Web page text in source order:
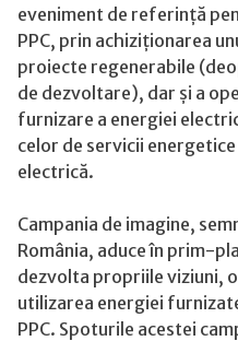
România
eveniment de referință
PPC, prin achiziționarea
proiecte regenerabile
de dezvoltare), dar și a
furnizare a energiei
celor de servicii
electrică.
Campania de imagine,
România, aduce în prim-
dezvolta propriile viziuni,
utilizarea energiei
PPC. Spoturile acestei